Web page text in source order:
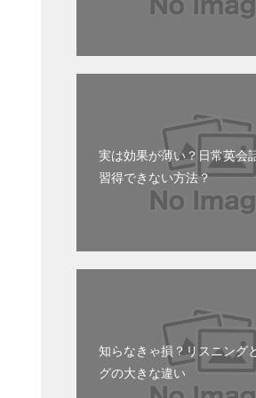
実は効果が薄い？日常英会
習得できない方法？
知らなきゃ損？リスニング
グの大きな違い